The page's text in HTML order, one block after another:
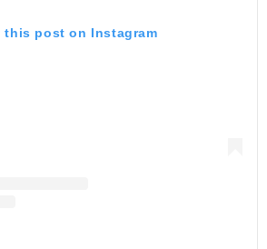
this post on Instagram